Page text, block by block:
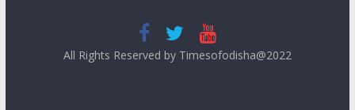
All Rights Reserved by Timesofodisha@2022